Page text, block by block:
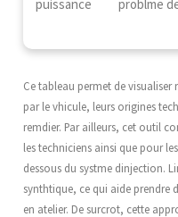
puissance problme
Ce tableau permet de
par le vhicule, leurs origines
remdier. Par ailleurs, cet outil
les techniciens ainsi que pour
dessous du systme dinjection.
synthtique, ce qui aide prendre
en atelier. De surcrot, cette